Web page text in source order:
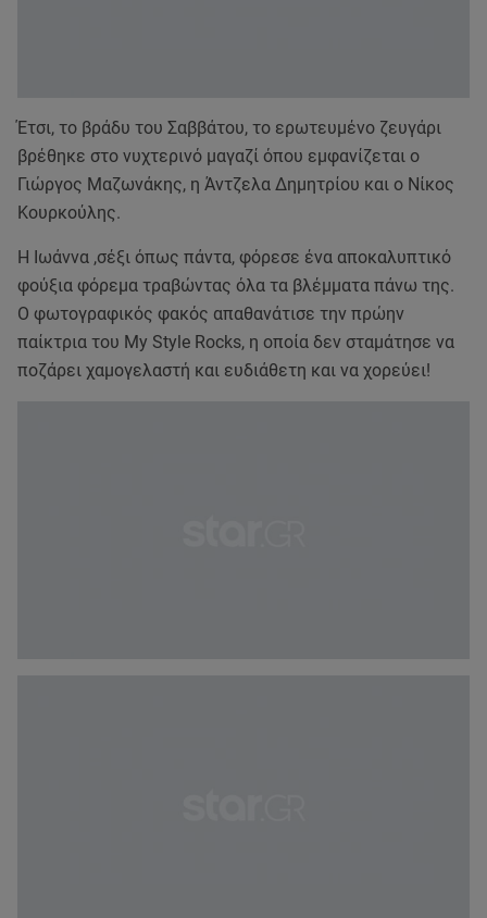
Έτσι, το βράδυ του Σαββάτου, το ερωτευμένο ζευγάρι
βρέθηκε στο νυχτερινό μαγαζί όπου εμφανίζεται ο
Γιώργος Μαζωνάκης, η Άντζελα Δημητρίου και ο Νίκος
Κουρκούλης.
Η Ιωάννα ,σέξι όπως πάντα, φόρεσε ένα αποκαλυπτικό
φούξια φόρεμα τραβώντας όλα τα βλέμματα πάνω της.
Ο φωτογραφικός φακός απαθανάτισε την πρώην
παίκτρια του My Style Rocks, η οποία δεν σταμάτησε να
ποζάρει χαμογελαστή και ευδιάθετη και να χορεύει!